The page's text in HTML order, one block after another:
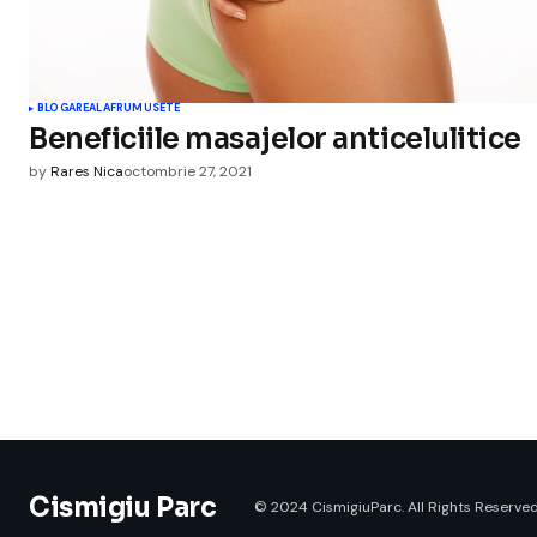
BLOGAREALAFRUMUSETE
Beneficiile masajelor anticelulitice
byRares Nicaoctombrie 27, 2021
Cismigiu Parc © 2024 CismigiuParc. All Rights